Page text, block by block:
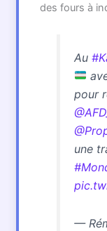
des fours à
Au
pour
une
—